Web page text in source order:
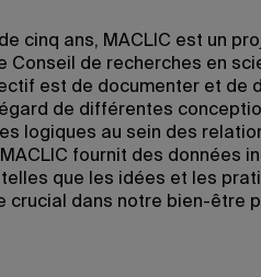
de cinq ans, MACLIC est un
Conseil de recherches en
est de documenter et
de différentes
logiques au sein des
fournit des données
que les idées et les
crucial dans notre bien-être